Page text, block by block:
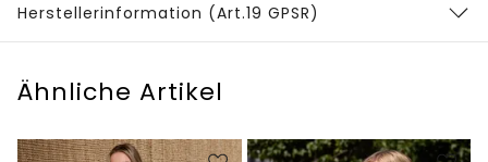
Herstellerinformation (Art.19 GPSR)
Ähnliche Artikel